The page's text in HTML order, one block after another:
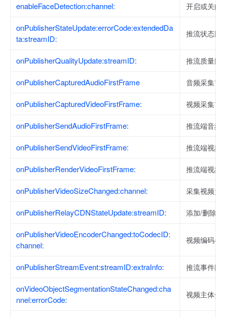
enableFaceDetection:channel: 开启或关闭
onPublisherStateUpdate:errorCode:extendedDa
ta:streamID:
推流状态回
onPublisherQualityUpdate:streamID: 推流质量回
onPublisherCapturedAudioFirstFrame 音频采集首
onPublisherCapturedVideoFirstFrame: 视频采集首
onPublisherSendAudioFirstFrame: 推流端音频
onPublisherSendVideoFirstFrame: 推流端视频
onPublisherRenderVideoFirstFrame: 推流端视频
onPublisherVideoSizeChanged:channel: 采集视频大
onPublisherRelayCDNStateUpdate:streamID: 添加/删除
onPublisherVideoEncoderChanged:toCodecID:
channel:
视频编码器
onPublisherStreamEvent:streamID:extraInfo: 推流事件回
onVideoObjectSegmentationStateChanged:cha
nnel:errorCode:
视频主体分